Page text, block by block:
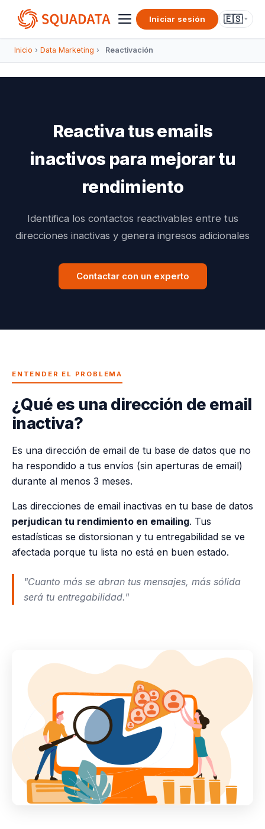
Iniciar sesión 🇪🇸
Inicio › Data Marketing › Reactivación
Reactiva tus emails
inactivos para mejorar tu
rendimiento
Identifica los contactos reactivables entre tus
direcciones inactivas y genera ingresos adicionales
Contactar con un experto
ENTENDER EL PROBLEMA
¿Qué es una dirección de email
inactiva?
Es una dirección de email de tu base de datos que no
ha respondido a tus envíos (sin aperturas de email)
durante al menos 3 meses.
Las direcciones de email inactivas en tu base de datos
perjudican tu rendimiento en emailing. Tus
estadísticas se distorsionan y tu entregabilidad se ve
afectada porque tu lista no está en buen estado.
"Cuanto más se abran tus mensajes, más sólida
será tu entregabilidad."